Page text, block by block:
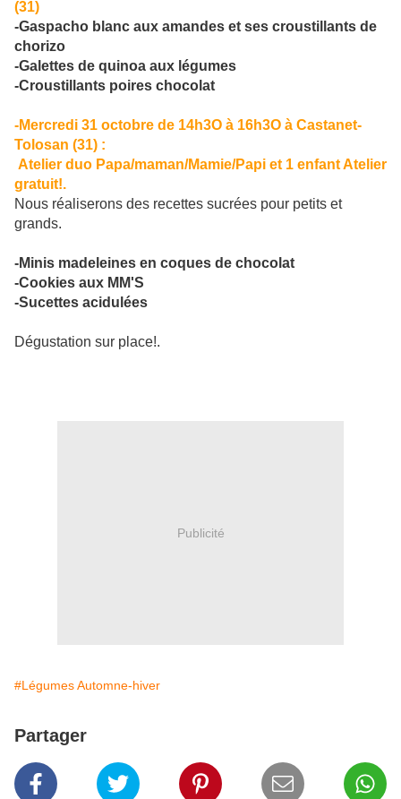
(31)
-Gaspacho blanc aux amandes et ses croustillants de
chorizo
-Galettes de quinoa aux légumes
-Croustillants poires chocolat
-Mercredi 31 octobre de 14h3O à 16h3O à Castanet-
Tolosan (31) :
Atelier duo Papa/maman/Mamie/Papi et 1 enfant Atelier
gratuit!.
Nous réaliserons des recettes sucrées pour petits et
grands.
-Minis madeleines en coques de chocolat
-Cookies aux MM'S
-Sucettes acidulées
Dégustation sur place!.
Publicité
#Légumes Automne-hiver
Partager